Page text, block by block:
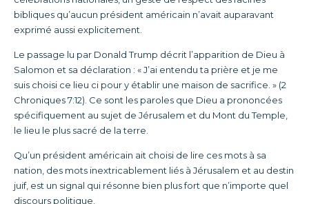
bibliques qu’aucun président américain n’avait auparavant
exprimé aussi explicitement.
Le passage lu par Donald Trump décrit l’apparition de Dieu à
Salomon et sa déclaration : « J’ai entendu ta prière et je me
suis choisi ce lieu ci pour y établir une maison de sacrifice. » (2
Chroniques 7:12). Ce sont les paroles que Dieu a prononcées
spécifiquement au sujet de Jérusalem et du Mont du Temple,
le lieu le plus sacré de la terre.
Qu’un président américain ait choisi de lire ces mots à sa
nation, des mots inextricablement liés à Jérusalem et au destin
juif, est un signal qui résonne bien plus fort que n’importe quel
discours politique.